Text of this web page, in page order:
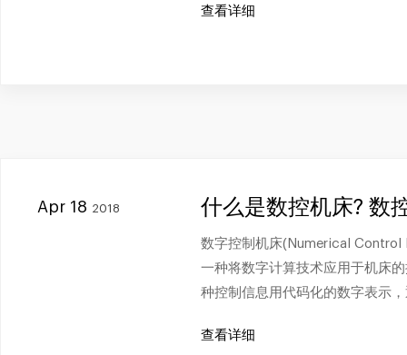
查看详细
Apr 18 2018 什么是数控机床? 数
数字控制机床(Numerical Control
一种将数字计算技术应用于机床
种控制信息用代码化的数字表示
查看详细